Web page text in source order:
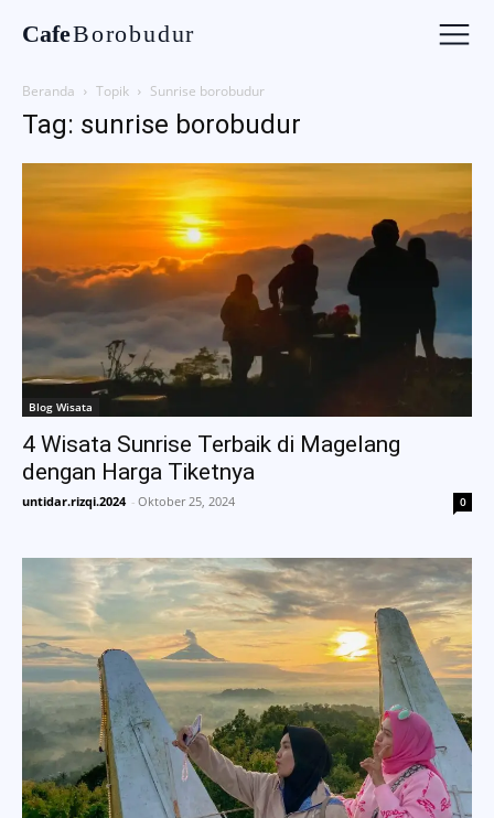
CafeBorobudur
Beranda Topik Sunrise borobudur
Tag: sunrise borobudur
Blog Wisata
4 Wisata Sunrise Terbaik di Magelang
dengan Harga Tiketnya
untidar.rizqi.2024 - Oktober 25, 2024 0